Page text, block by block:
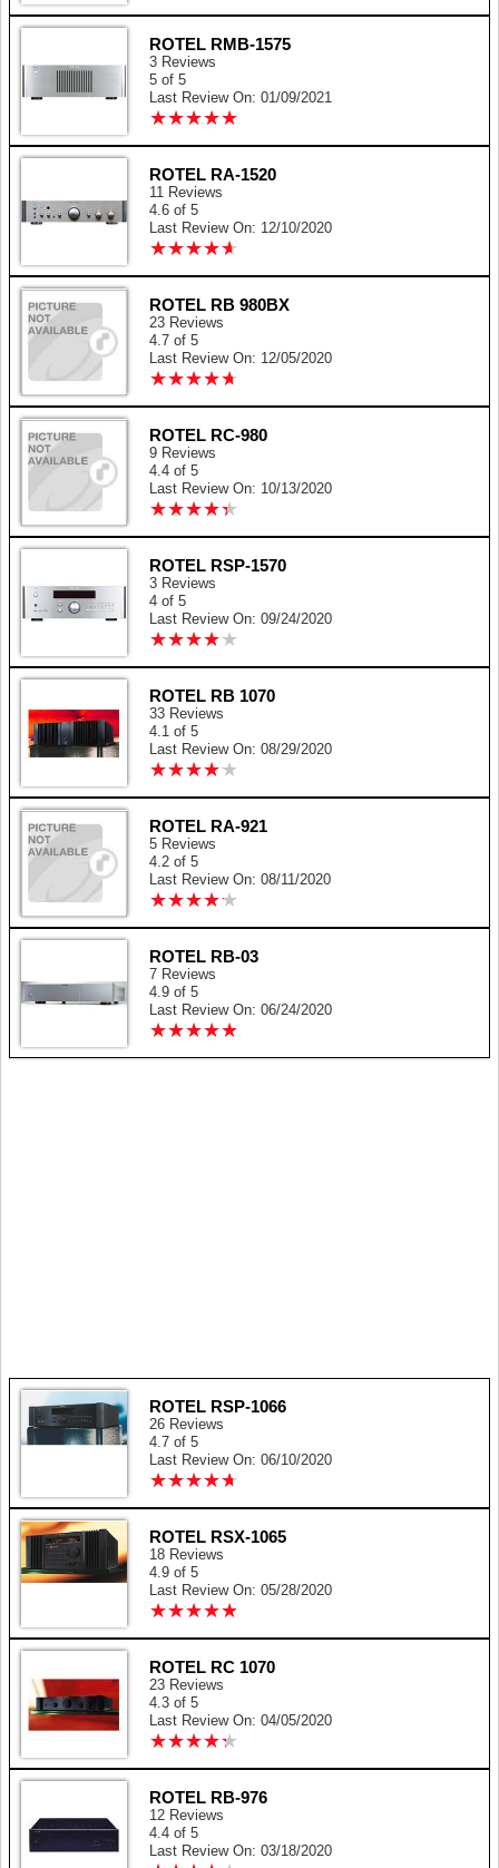
ROTEL RMB-1575
3 Reviews
5 of 5
Last Review On: 01/09/2021
★★★★★
★★★★★
ROTEL RA-1520
11 Reviews
4.6 of 5
Last Review On: 12/10/2020
★★★★★
★★★★★
ROTEL RB 980BX
23 Reviews
4.7 of 5
Last Review On: 12/05/2020
★★★★★
★★★★★
ROTEL RC-980
9 Reviews
4.4 of 5
Last Review On: 10/13/2020
★★★★★
★★★★★
ROTEL RSP-1570
3 Reviews
4 of 5
Last Review On: 09/24/2020
★★★★★
★★★★★
ROTEL RB 1070
33 Reviews
4.1 of 5
Last Review On: 08/29/2020
★★★★★
★★★★★
ROTEL RA-921
5 Reviews
4.2 of 5
Last Review On: 08/11/2020
★★★★★
★★★★★
ROTEL RB-03
7 Reviews
4.9 of 5
Last Review On: 06/24/2020
★★★★★
★★★★★
ROTEL RSP-1066
26 Reviews
4.7 of 5
Last Review On: 06/10/2020
★★★★★
★★★★★
ROTEL RSX-1065
18 Reviews
4.9 of 5
Last Review On: 05/28/2020
★★★★★
★★★★★
ROTEL RC 1070
23 Reviews
4.3 of 5
Last Review On: 04/05/2020
★★★★★
★★★★★
ROTEL RB-976
12 Reviews
4.4 of 5
Last Review On: 03/18/2020